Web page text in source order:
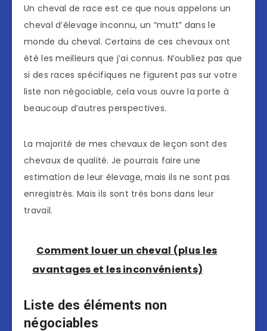
Un cheval de race est ce que nous appelons un
cheval d’élevage inconnu, un “mutt” dans le
monde du cheval. Certains de ces chevaux ont
été les meilleurs que j’ai connus. N’oubliez pas que
si des races spécifiques ne figurent pas sur votre
liste non négociable, cela vous ouvre la porte à
beaucoup d’autres perspectives.
La majorité de mes chevaux de leçon sont des
chevaux de qualité. Je pourrais faire une
estimation de leur élevage, mais ils ne sont pas
enregistrés. Mais ils sont très bons dans leur
travail.
Comment louer un cheval (plus les
avantages et les inconvénients)
Liste des éléments non
négociables